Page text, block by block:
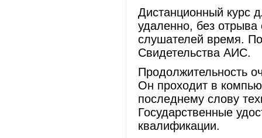
Дистанционный курс
удаленно, без
слушателей время. По
Свидетельства АИС.
Продолжительность
Он проходит в
последнему слову
Государственные
квалификации.